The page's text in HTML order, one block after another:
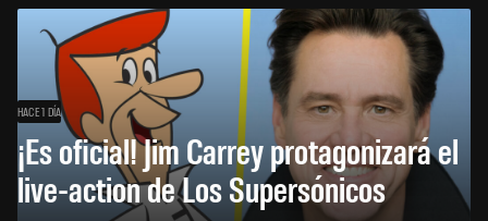
HACE 1 DÍA
¡Es oficial! Jim Carrey protagonizará el
live-action de Los Supersónicos